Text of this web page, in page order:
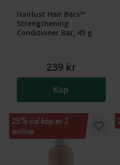
Hairlust Hair Bars™
Strengthening
Conditioner Bar, 45 g
239 kr
Köp
25% vid köp av 2
online